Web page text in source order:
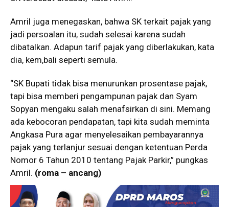
Amril juga menegaskan, bahwa SK terkait pajak yang
jadi persoalan itu, sudah selesai karena sudah
dibatalkan. Adapun tarif pajak yang diberlakukan, kata
dia, kem,bali seperti semula.
“SK Bupati tidak bisa menurunkan prosentase pajak,
tapi bisa memberi pengampunan pajak dan Syam
Sopyan mengaku salah menafsirkan di sini. Memang
ada kebocoran pendapatan, tapi kita sudah meminta
Angkasa Pura agar menyelesaikan pembayarannya
pajak yang terlanjur sesuai dengan ketentuan Perda
Nomor 6 Tahun 2010 tentang Pajak Parkir,” pungkas
Amril. (roma – ancang)